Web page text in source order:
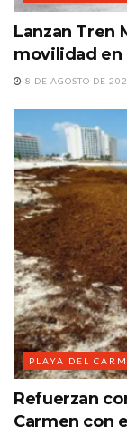
Lanzan Tren
movilidad en
8 DE AGOSTO DE
PLAYA DEL
Refuerzan
Carmen con